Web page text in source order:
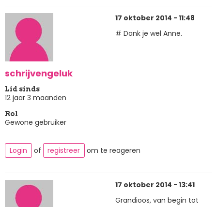
schrijvengeluk
Lid sinds
12 jaar 3 maanden
Rol
Gewone gebruiker
17 oktober 2014 - 11:48
# Dank je wel Anne.
Login of registreer om te reageren
17 oktober 2014 - 13:41
Grandioos, van begin tot